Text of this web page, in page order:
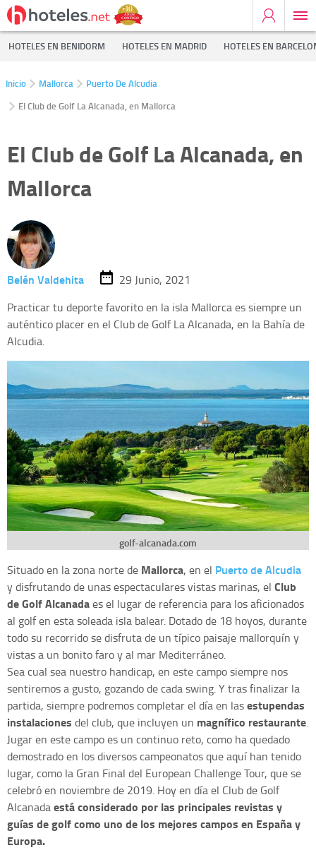
HOTELES EN BENIDORM HOTELES EN MADRID HOTELES EN
Inicio Mallorca
Puerto De Alcudia
El Club de Golf La Alcanada, en Mallorca
El Club de Golf La Alcanada, en
Mallorca
Belén Valdehita
29 Junio, 2021
Practicar tu deporte favorito en la isla Mallorca es siempre un
auténtico placer en el Club de Golf La Alcanada, en la Bahía de
Alcudia.
golf-alcanada.com
Situado en la zona norte de Mallorca, en el Puerto de Alcudia
y disfrutando de unas espectaculares vistas marinas, el Club
de Golf Alcanadaes el lugar de referencia para los aficionados
al golf en esta soleada isla balear. Dotado de 18 hoyos, durante
todo su recorrido se disfruta de un típico paisaje mallorquín y
vistas a un bonito faro y al mar Mediterráneo.
Sea cual sea nuestro handicap, en este campo siempre nos
sentiremos a gusto, gozando de cada swing. Y tras finalizar la
partida, siempre podremos completar el día en lasestupendas
instalaciones del club, que incluyen un magnífico restaurante.
Jugar en este campo es un continuo reto, como ha quedado
demostrado en los diversos campeonatos que aquí han tenido
lugar, como la Gran Final del European Challenge Tour, que se
celebró en noviembre de 2019. Hoy en día el Club de Golf
Alcanadaestá considerado por las principales revistas y
guías de golf como uno de los mejores campos en España y
Europa.